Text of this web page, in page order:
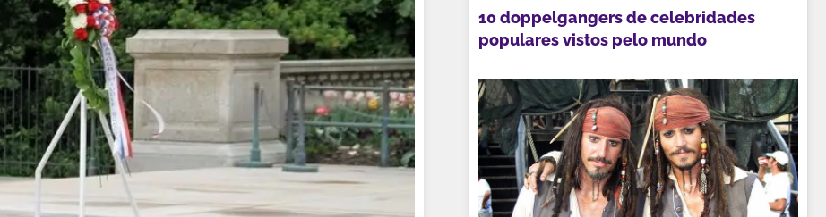
10 doppelgangers de celebridades
populares vistos pelo mundo